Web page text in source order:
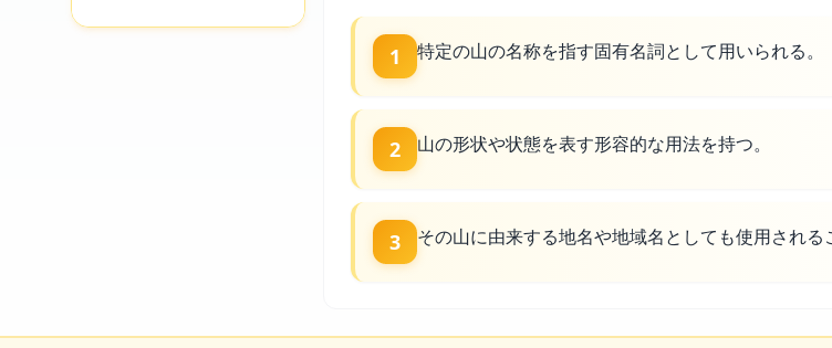
1 特定の山の名称を指す固有名詞として用いられる。
2 山の形状や状態を表す形容的な用法を持つ。
3 その山に由来する地名や地域名としても使用される